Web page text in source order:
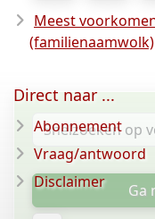
Meest
(familienaamwolk)
Ga
Direct naar ...
Abonnement
Vraag/antwoord
Disclaimer